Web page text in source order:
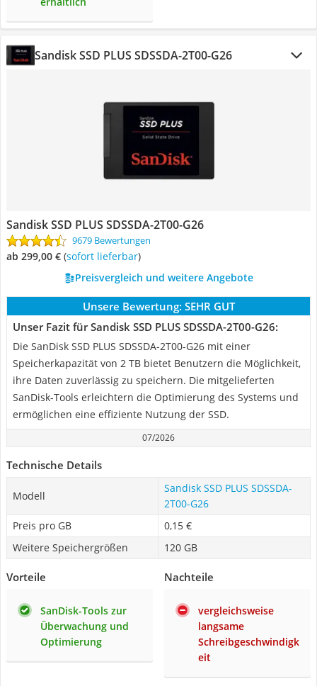
Sandisk SSD PLUS SDSSDA-2T00-G26
Sandisk SSD PLUS SDSSDA-2T00-G26
9679 Bewertungen
ab 299,00 € ( Sofort lieferbar)
Preisvergleich und weitere Angebote
Unsere Bewertung: SEHR GUT
Unser Fazit für Sandisk SSD PLUS SDSSDA-2T00-G26:
Die SanDisk SSD PLUS SDSSDA-2T00-G26 mit einer
Speicherkapazität von 2 TB bietet Benutzern die Möglichkeit,
ihre Daten zuverlässig zu speichern. Die mitgelieferten
SanDisk-Tools erleichtern die Optimierung des Systems und
ermöglichen eine effiziente Nutzung der SSD.
07/2026
Technische Details
Modell
Sandisk SSD PLUS SDSSDA-
2T00-G26
Preis pro GB
0,15 €
Weitere Speichergrößen
120 GB
Vorteile
SanDisk-Tools zur
Überwachung und
Optimierung
Nachteile
vergleichsweise
langsame
Schreibgeschwindigk
eit